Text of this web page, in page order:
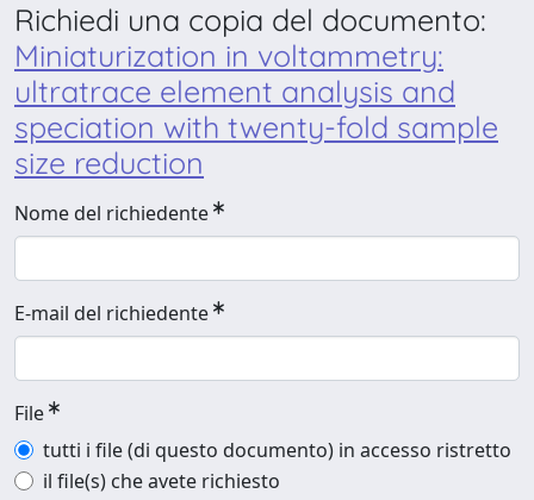
Richiedi una copia del documento:
Miniaturization in voltammetry:
ultratrace element analysis and
speciation with twenty-fold sample
size reduction
Nome del richiedente
E-mail del richiedente
File
tutti i file (di questo documento) in accesso ristretto
il file(s) che avete richiesto